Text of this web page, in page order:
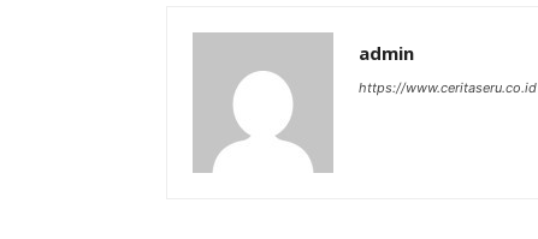
admin
https://www.ceritaseru.co.id